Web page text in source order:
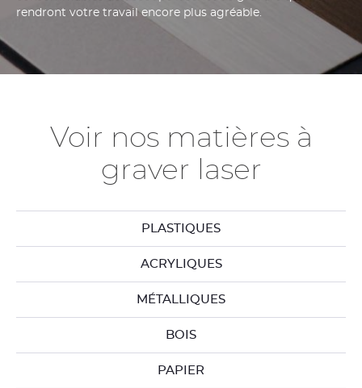
rendront votre travail encore plus agréable.
Voir nos matières à
graver laser
PLASTIQUES
ACRYLIQUES
MÉTALLIQUES
BOIS
PAPIER